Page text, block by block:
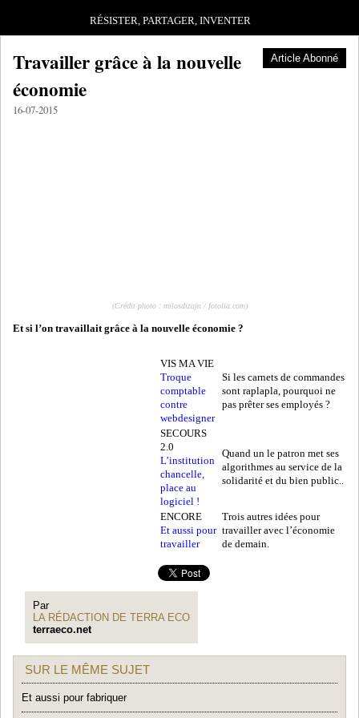
RÉSISTER, PARTAGER, INVENTER
Article Abonné
Travailler grâce à la nouvelle
économie
16-07-2015
(Crédit photo : milosdizajn / fotolia.com)
Et si l’on travaillait grâce à la nouvelle économie ?
VIS MA VIE
Troque
comptable
contre
webdesigner
Si les carnets de commandes
sont raplapla, pourquoi ne
pas prêter ses employés ?
SECOURS
2.0
L’institution
chancelle,
place au
logiciel !
Quand un le patron met ses
algorithmes au service de la
solidarité et du bien public..
ENCORE
Et aussi pour
travailler
Trois autres idées pour
travailler avec l’économie
de demain.
Par
LA RÉDACTION DE TERRA ECO
terraeco.net
SUR LE MÊME SUJET
Et aussi pour fabriquer